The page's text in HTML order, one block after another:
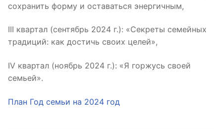
сохранить форму и оставаться энергичным,
III квартал (сентябрь 2024 г.): «Секреты семейных
традиций: как достичь своих целей»,
IV квартал (ноябрь 2024 г.): «Я горжусь своей
семьей».
План Год семьи на 2024 год